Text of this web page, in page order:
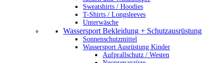
Sweatshirts / Hoodies
T-Shirts / Longsleeves
Unterwäsche
Wassersport Bekleidung + Schutzausrüstung
Sonnenschutzmittel
Wassersport Ausrüstung Kinder
Aufprallschutz / Westen